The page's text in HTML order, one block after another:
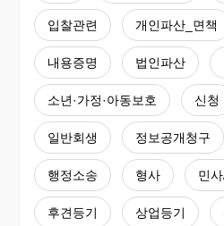
입찰관련 개인파산_면책
내용증명 법인파산
소년·가정·아동보호 신청
일반회생 정보공개청구
행정소송 형사 민
후견등기 상업등기